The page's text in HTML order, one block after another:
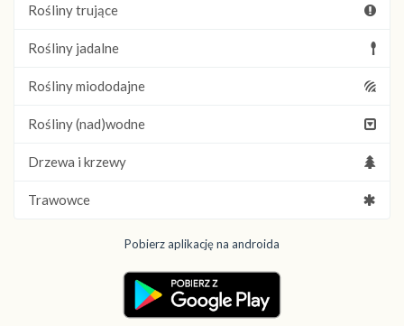
Rośliny trujące
Rośliny jadalne
Rośliny miododajne
Rośliny (nad)wodne
Drzewa i krzewy
Trawowce
Pobierz aplikację na androida